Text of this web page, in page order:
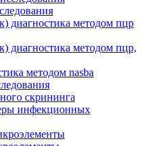
диагностика методом пцр
диагностика методом пцр,
методом nasba
скрининга
инфекционных